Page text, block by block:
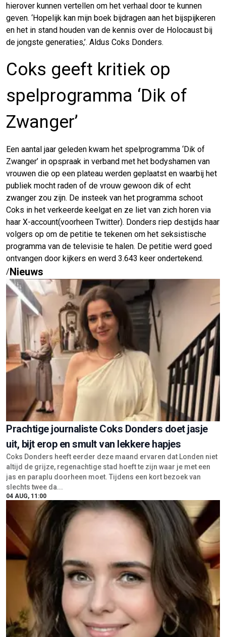
hierover kunnen vertellen om het verhaal door te kunnen
geven. ‘Hopelijk kan mijn boek bijdragen aan het bijspijkeren
en het in stand houden van de kennis over de Holocaust bij
de jongste generaties,’. Aldus Coks Donders.
Coks geeft kritiek op
spelprogramma ‘Dik of
Zwanger’
Een aantal jaar geleden kwam het spelprogramma ‘Dik of
Zwanger’ in opspraak in verband met het bodyshamen van
vrouwen die op een plateau werden geplaatst en waarbij het
publiek mocht raden of de vrouw gewoon dik of echt
zwanger zou zijn. De insteek van het programma schoot
Coks in het verkeerde keelgat en ze liet van zich horen via
haar X-account(voorheen Twitter). Donders riep destijds haar
volgers op om de petitie te tekenen om het seksistische
programma van de televisie te halen. De petitie werd goed
ontvangen door kijkers en werd 3.643 keer ondertekend.
/Nieuws
Prachtige journaliste Coks Donders doet jasje
uit, bijt erop en smult van lekkere hapjes
Coks Donders heeft eerder deze maand ervaren dat Londen niet
altijd de grijze, regenachtige stad hoeft te zijn waar je met een
jas en paraplu doorheen moet. Tijdens een kort bezoek van
slechts twee da...
04 AUG, 11:00